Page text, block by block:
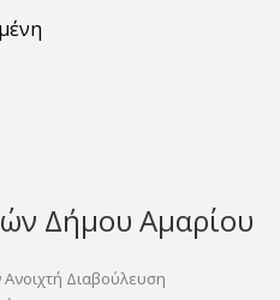
Δήμου Αμαρίου
Διαβούλευση